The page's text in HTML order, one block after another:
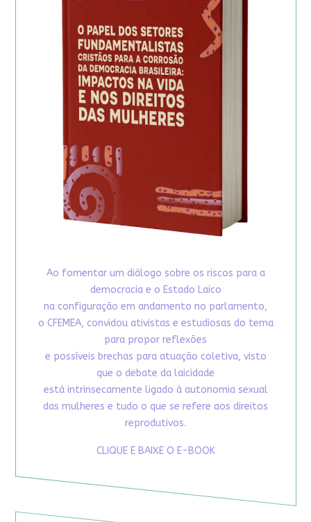
Ao fomentar um diálogo sobre os riscos para a
democracia e o Estado Laico
na configuração em andamento no parlamento,
o CFEMEA, convidou ativistas e estudiosas do tema
para propor reflexões
e possíveis brechas para atuação coletiva, visto
que o debate da laicidade
está intrinsecamente ligado à autonomia sexual
das mulheres e tudo o que se refere aos direitos
reprodutivos.
CLIQUE E BAIXE O E-BOOK